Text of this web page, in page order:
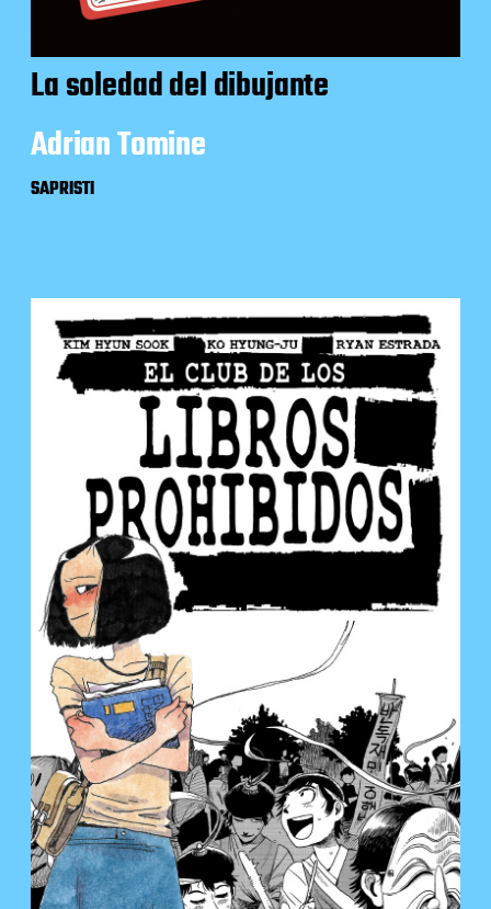
La soledad del dibujante
Adrian Tomine
SAPRISTI